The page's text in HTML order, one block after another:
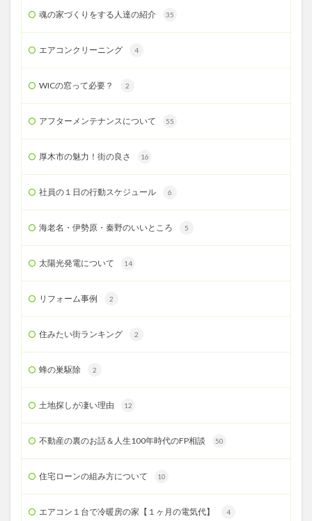
魂の家づくりをする人達の紹介 35
エアコンクリーニング 4
WICの窓って必要？ 2
アフターメンテナンスについて 55
厚木市の魅力！街の良さ 16
社員の１日の行動スケジュール 6
海老名・伊勢原・秦野のいいところ 5
太陽光発電について 14
リフォーム事例 2
住みたい街ランキング 2
蜂の巣駆除 2
土地探しが凄い理由 12
不動産の裏のお話＆人生100年時代のFP相談 50
住宅ローンの組み方について 10
エアコン１台で冷暖房の家【１ヶ月の電気代】 4